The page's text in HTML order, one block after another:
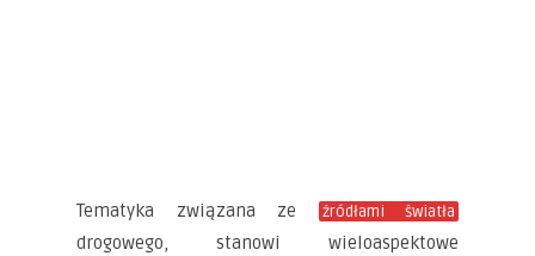
Tematyka związana ze źródłami światła
drogowego, stanowi wieloaspektowe